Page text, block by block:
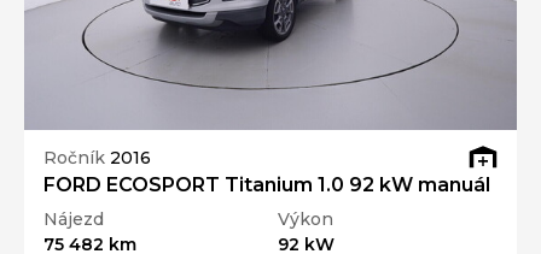
Ročník 2016
FORD ECOSPORT Titanium 1.0 92 kW manuál
Nájezd
75 482 km
Výkon
92 kW